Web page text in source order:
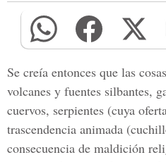
Se creía entonces que las
volcanes y fuentes silbantes,
cuervos, serpientes (cuya
trascendencia animada
consecuencia de maldición